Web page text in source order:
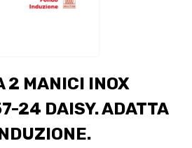
2 MANICI INOX
24 DAISY. ADATTA